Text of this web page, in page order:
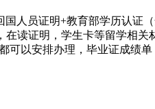
国人员证明+教育部学历认证
在读证明，学生卡等留学相
可以安排办理，毕业证成绩